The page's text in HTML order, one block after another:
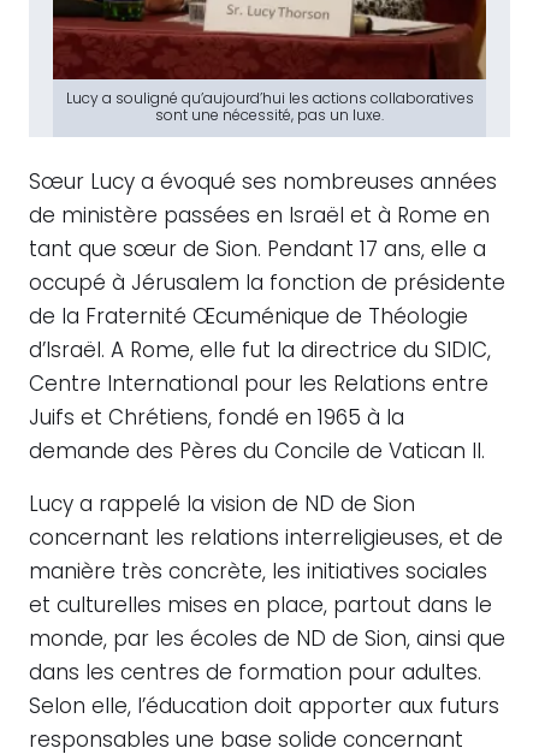
Lucy a souligné qu’aujourd’hui les actions collaboratives
sont une nécessité, pas un luxe.
Sœur Lucy a évoqué ses nombreuses années
de ministère passées en Israël et à Rome en
tant que sœur de Sion. Pendant 17 ans, elle a
occupé à Jérusalem la fonction de présidente
de la Fraternité Œcuménique de Théologie
d’Israël. A Rome, elle fut la directrice du SIDIC,
Centre International pour les Relations entre
Juifs et Chrétiens, fondé en 1965 à la
demande des Pères du Concile de Vatican II.
Lucy a rappelé la vision de ND de Sion
concernant les relations interreligieuses, et de
manière très concrète, les initiatives sociales
et culturelles mises en place, partout dans le
monde, par les écoles de ND de Sion, ainsi que
dans les centres de formation pour adultes.
Selon elle, l’éducation doit apporter aux futurs
responsables une base solide concernant